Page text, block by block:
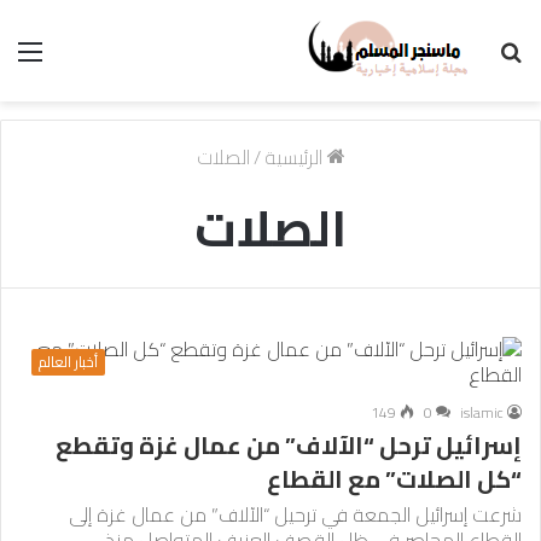
الرئيسية/الصلات
الصلات
أخبار العالم
islamic
0
149
إسرائيل ترحل “الآلاف” من عمال غزة وتقطع
“كل الصلات” مع القطاع
شرعت إسرائيل الجمعة في ترحيل “الآلاف” من عمال غزة إلى